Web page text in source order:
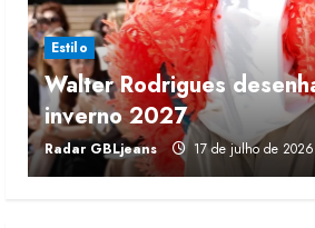
3
4 de agosto de 2026
4
Projeto testa
moda nacional
4 de agosto de 2026
Estilo
Walter Rodrigues
inverno 2027
Radar GBLjeans 17 de julho de 2026